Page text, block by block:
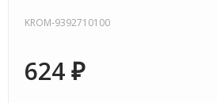
KROM-9392710100
624 ₽